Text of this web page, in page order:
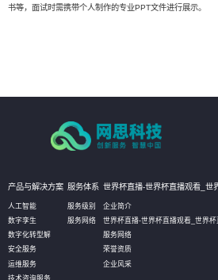
书等，面试时需携带个人制作的专业PPT文件进行展示。
产品与解决方案
人工智能
数字孪生
数字化转型解
安全服务
运维服务
技术咨询服务
服务体系
服务级别
服务网络
世界杯直播-世界杯直播观看_世
企业简介
世界杯直播-世界杯直播观看_世界杯
服务网络
荣誉资质
企业风采